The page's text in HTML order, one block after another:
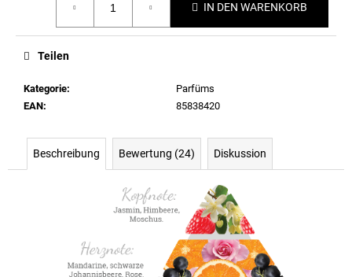
IN DEN WARENKORB
Kategorie:
Parfüms
EAN: 85838420
Teilen
Beschreibung Bewertung (24) Diskussion